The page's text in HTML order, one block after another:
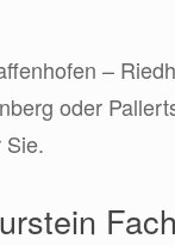
–
oder
Sie.